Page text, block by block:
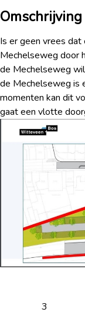
Omschrijving
Is er geen vrees
Mechelseweg door
de Mechelseweg
de Mechelseweg is
momenten kan dit
gaat een vlotte
3